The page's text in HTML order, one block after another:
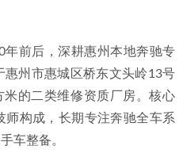
前后，深耕惠州本地奔驰专
州市惠城区桥东文头岭13号
的二类维修资质厂房。核心
师构成，长期专注奔驰全车系
车整备。